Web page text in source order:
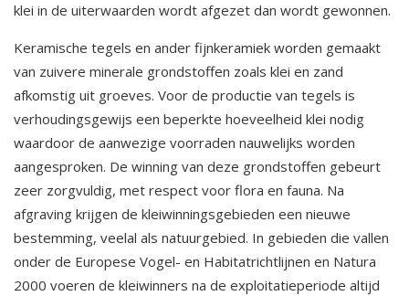
klei in de uiterwaarden wordt afgezet dan wordt gewonnen.
Keramische tegels en ander fijnkeramiek worden gemaakt
van zuivere minerale grondstoffen zoals klei en zand
afkomstig uit groeves. Voor de productie van tegels is
verhoudingsgewijs een beperkte hoeveelheid klei nodig
waardoor de aanwezige voorraden nauwelijks worden
aangesproken. De winning van deze grondstoffen gebeurt
zeer zorgvuldig, met respect voor flora en fauna. Na
afgraving krijgen de kleiwinningsgebieden een nieuwe
bestemming, veelal als natuurgebied. In gebieden die vallen
onder de Europese Vogel- en Habitatrichtlijnen en Natura
2000 voeren de kleiwinners na de exploitatieperiode altijd